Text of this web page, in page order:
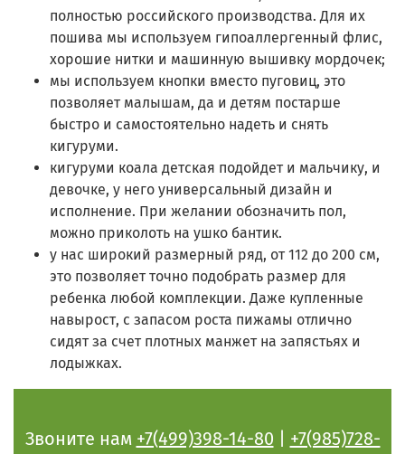
полностью российского производства. Для их
пошива мы используем гипоаллергенный флис,
хорошие нитки и машинную вышивку мордочек;
мы используем кнопки вместо пуговиц, это
позволяет малышам, да и детям постарше
быстро и самостоятельно надеть и снять
кигуруми.
кигуруми коала детская подойдет и мальчику, и
девочке, у него универсальный дизайн и
исполнение. При желании обозначить пол,
можно приколоть на ушко бантик.
у нас широкий размерный ряд, от 112 до 200 см,
это позволяет точно подобрать размер для
ребенка любой комплекции. Даже купленные
навырост, с запасом роста пижамы отлично
сидят за счет плотных манжет на запястьях и
лодыжках.
Звоните нам +7(499)398-14-80
+7(985)728-